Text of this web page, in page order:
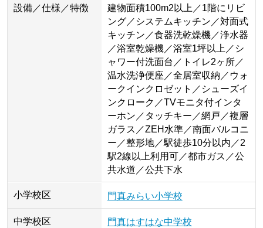
設備／仕様／特徴
建物面積100m2以上／1階にリビ
ング／システムキッチン／対面式
キッチン／食器洗乾燥機／浄水器
／浴室乾燥機／浴室1坪以上／シ
ャワー付洗面台／トイレ2ヶ所／
温水洗浄便座／全居室収納／ウォ
ークインクロゼット／シューズイ
ンクローク／TVモニタ付インタ
ーホン／タッチキー／網戸／複層
ガラス／ZEH水準／南面バルコニ
ー／整形地／駅徒歩10分以内／2
駅2線以上利用可／都市ガス／公
共水道／公共下水
小学校区 門真みらい小学校
中学校区 門真はすはな中学校